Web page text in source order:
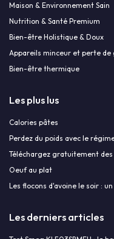
Maison & Environnement Sain
Nutrition & Santé Premium
Bien-être Holistique & Doux
Appareils minceur et perte de
Bien-être thermique
Les plus lus
Calories pâtes
Perdez du poids avec le
Téléchargez gratuitement
Oeuf au plat
Les flocons d'avoine le soir :
Les derniers articles